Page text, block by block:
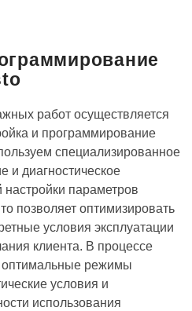
работ осуществляется
и программирование
специализированное
и диагностическое
параметров
позволяет оптимизировать
условия эксплуатации
клиента. В процессе
оптимальные режимы
условия и
использования